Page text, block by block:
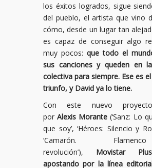
los éxitos logrados, sigue
del pueblo, el artista que vino
cómo, desde un lugar tan
es capaz de conseguir algo
muy pocos: que todo el
sus canciones y queden en
colectiva para siempre. Ese es
triunfo, y David ya lo tiene.
Con este nuevo
porAlexis Morante (‘Sanz: Lo
que soy’, ‘Héroes: Silencio y
‘Camarón.
revolución’), Movistar
apostando por la línea